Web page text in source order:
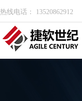
热线电话： 13520862912